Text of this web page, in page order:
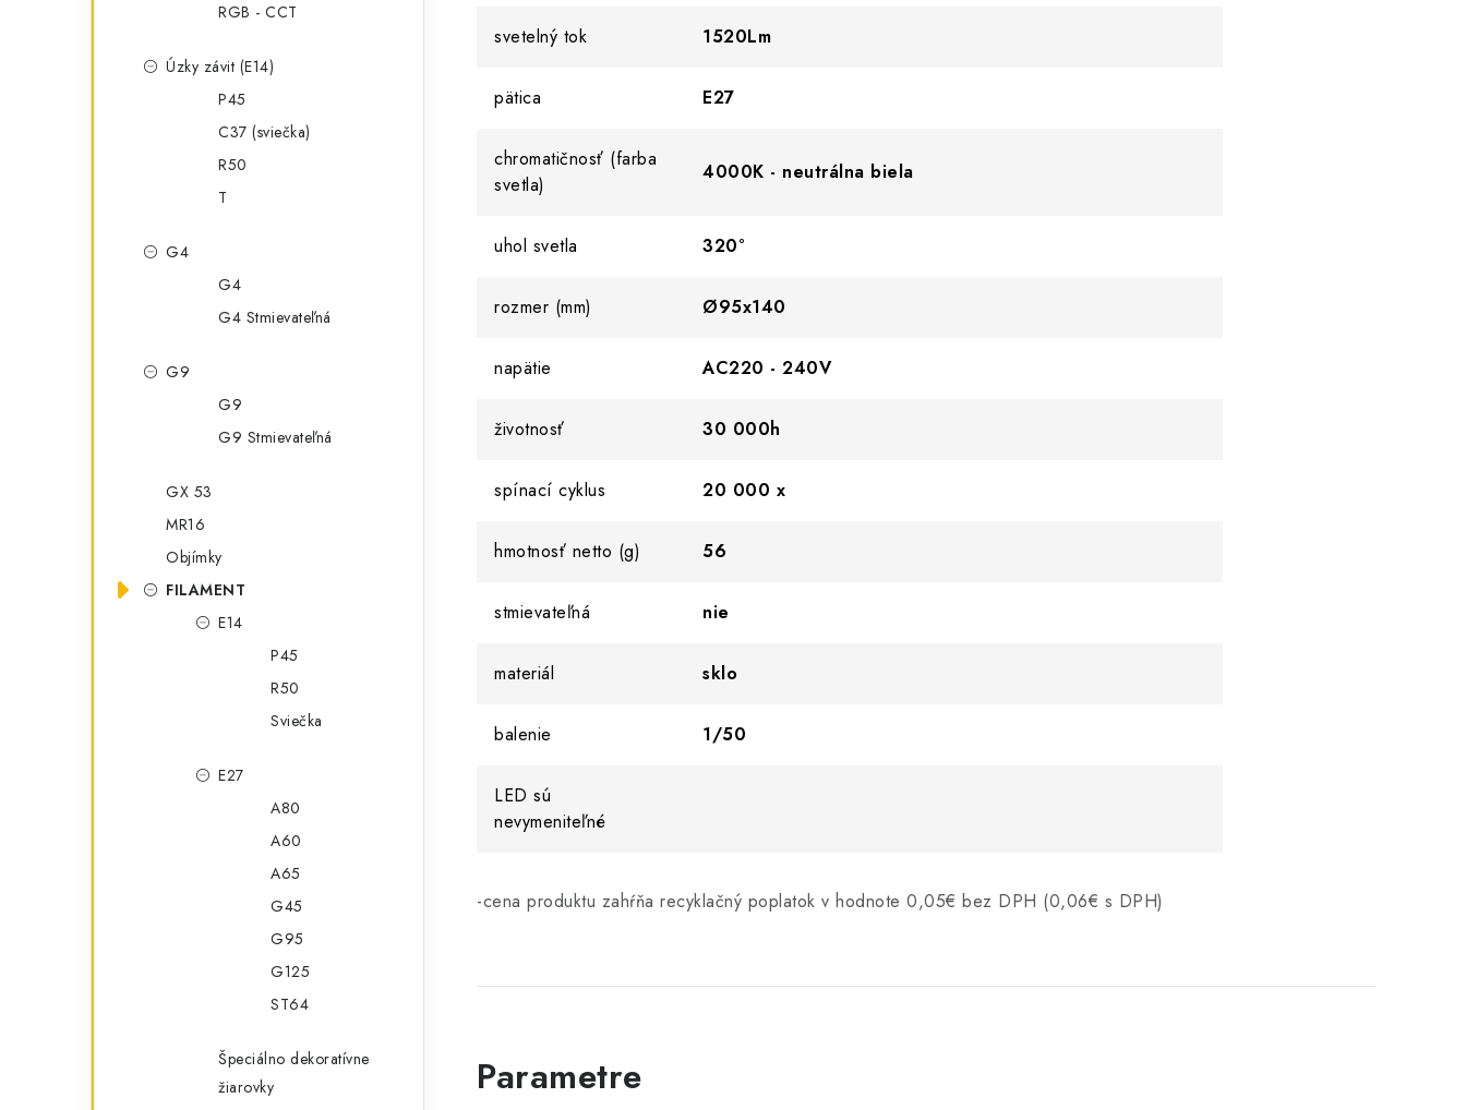
RGB - CCT
Úzky závit (E14)
P45
C37 (sviečka)
R50
T
G4
G4
G4 Stmievateľná
G9
G9
G9 Stmievateľná
GX 53
MR16
Objímky
FILAMENT
E14
P45
R50
Sviečka
E27
A80
A60
A65
G45
G95
G125
ST64
Špeciálno dekoratívne
žiarovky
svetelný tok 1520Lm
pätica E27
chromatičnosť (farba
svetla)
4000K - neutrálna biela
uhol svetla 320°
rozmer (mm) Ø95x140
napätie AC220 - 240V
životnosť 30 000h
spínací cyklus 20 000 x
hmotnosť netto (g) 56
stmievateľná nie
materiál sklo
balenie 1/50
LED sú
nevymeniteľné
-cena produktu zahŕňa recyklačný poplatok v hodnote 0,05€ bez DPH (0,06€ s DPH)